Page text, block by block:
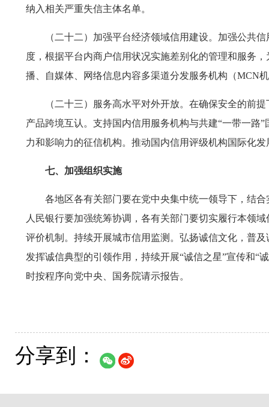
纳入相关严重失信主体名单。
（二十二）加强平台经济领域信用建设。加强公共
度，根据平台内商户信用状况实施差别化的管理和服务
播、自媒体、网络信息内容多渠道分发服务机构（MCN
（二十三）服务高水平对外开放。在确保安全的前
产品跨境互认。支持国内信用服务机构与共建“一带一路
力和影响力的征信机构。推动国内信用评级机构国际化发
七、加强组织实施
各地区各有关部门要在党中央集中统一领导下，结
人民银行要加强统筹协调，各有关部门要切实履行本领
评价机制。持续开展城市信用监测。弘扬诚信文化，普
发挥诚信典型的引领作用，持续开展“诚信之星”宣传和“
时按程序向党中央、国务院请示报告。
分享到：